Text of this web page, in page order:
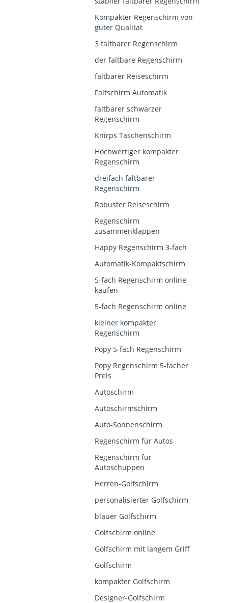
Kompakter Regenschirm von
guter Qualität
3 faltbarer Regenschirm
der faltbare Regenschirm
faltbarer Reiseschirm
Faltschirm Automatik
faltbarer schwarzer
Regenschirm
Knirps Taschenschirm
Hochwertiger kompakter
Regenschirm
dreifach faltbarer
Regenschirm
Robuster Reiseschirm
Regenschirm
zusammenklappen
Happy Regenschirm 3-fach
Automatik-Kompaktschirm
5-fach Regenschirm online
kaufen
5-fach Regenschirm online
kleiner kompakter
Regenschirm
Popy 5-fach Regenschirm
Popy Regenschirm 5-facher
Preis
Autoschirm
Autoschirmschirm
Auto-Sonnenschirm
Regenschirm für Autos
Regenschirm für
Autoschuppen
Herren-Golfschirm
personalisierter Golfschirm
blauer Golfschirm
Golfschirm online
Golfschirm mit langem Griff
Golfschirm
kompakter Golfschirm
Designer-Golfschirm